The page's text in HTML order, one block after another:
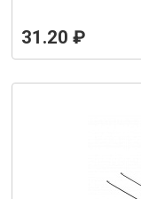
31.20 ₽